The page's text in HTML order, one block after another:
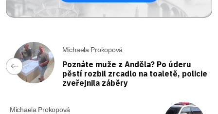
Michaela Prokopová
Poznáte muže z Anděla? Po úderu
pěstí rozbil zrcadlo na toaletě, policie
zveřejnila záběry
Michaela Prokopová